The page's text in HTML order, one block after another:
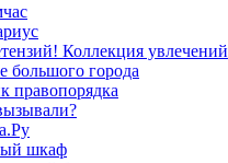
Коллекция увлечений
большого города
правопорядка
шкаф